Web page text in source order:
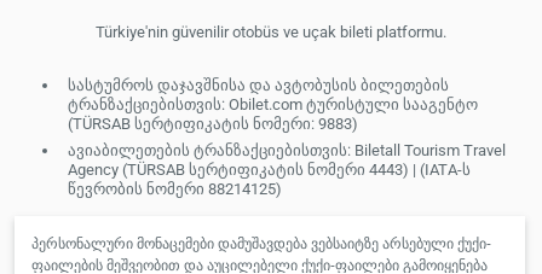
პერსონალური მონაცემები დამუშავდება ვებსაიტზე არსებული ქუქი-
ფაილების მეშვეობით და აუცილებელი ქუქი-ფაილები გამოიყენება
Türkiye'nin güvenilir otobüs ve uçak bileti platformu.
სასტუმროს დაჯავშნისა და ავტობუსის ბილეთების
ტრანზაქციებისთვის: Obilet.com ტურისტული სააგენტო
(TÜRSAB სერტიფიკატის ნომერი: 9883)
ავიაბილეთების ტრანზაქციებისთვის: Biletall Tourism Travel
Agency (TÜRSAB სერტიფიკატის ნომერი 4443) | (IATA-ს
წევრობის ნომერი 88214125)